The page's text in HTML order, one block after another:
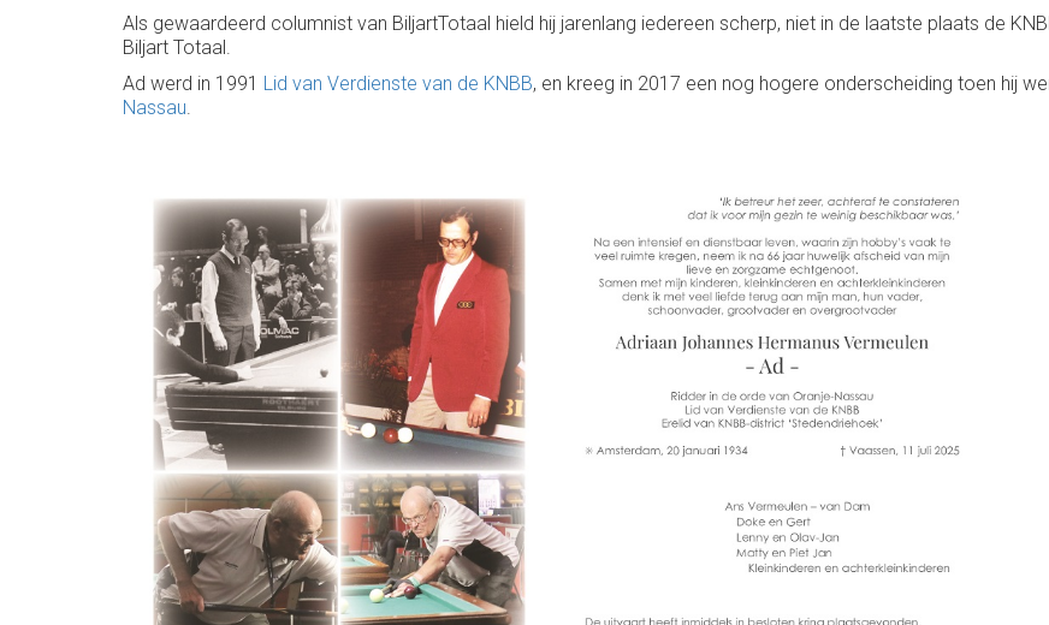
Als gewaardeerd columnist van BiljartTotaal hield hij jarenlang iedereen scherp, niet in de laatste plaats de
Biljart Totaal.
Ad werd in 1991 Lid van Verdienste van de KNBB, en kreeg in 2017 een nog hogere onderscheiding toen hij
Nassau.